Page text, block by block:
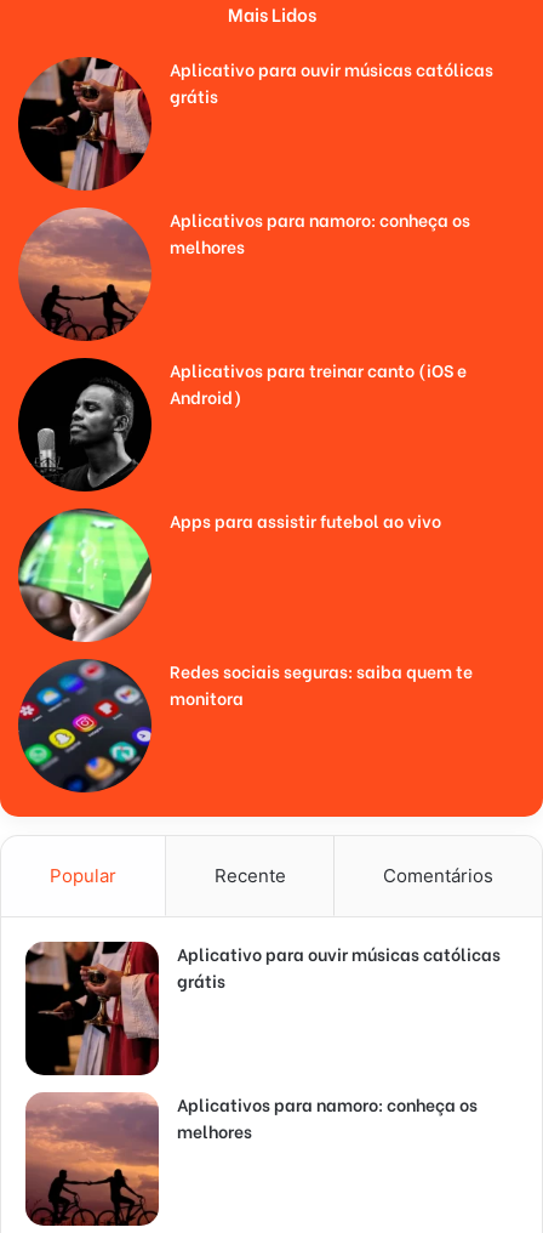
Mais Lidos
Aplicativo para ouvir músicas católicas
grátis
Aplicativos para namoro: conheça os
melhores
Aplicativos para treinar canto (iOS e
Android)
Apps para assistir futebol ao vivo
Redes sociais seguras: saiba quem te
monitora
Popular Recente Comentários
Aplicativo para ouvir músicas católicas
grátis
Aplicativos para namoro: conheça os
melhores